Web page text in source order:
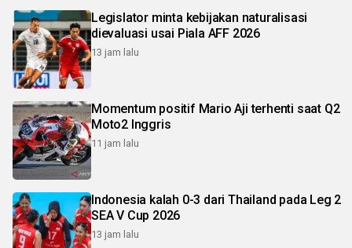
Legislator minta kebijakan naturalisasi
dievaluasi usai Piala AFF 2026
13 jam lalu
Momentum positif Mario Aji terhenti saat Q2
Moto2 Inggris
11 jam lalu
Indonesia kalah 0-3 dari Thailand pada Leg 2
SEA V Cup 2026
13 jam lalu